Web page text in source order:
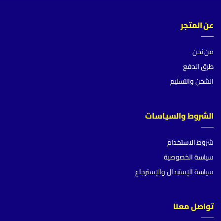
عن المتجر
من نحن
طرق الدفع
الشحن والتسليم
الشروط والسياسات
شروط الاستخدام
سياسة الخصوصية
سياسة الإستبدال والإسترجاع
تواصل معنا